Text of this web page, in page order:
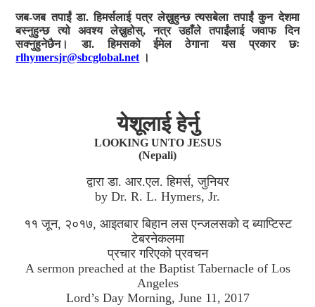
जब-जब तपाईं डा. हिमर्सलाई पत्र लेख्नुहुन्छ त्यसबेला तपाईं कुन देशमा
बस्नुहुन्छ त्यो अवश्य लेख्नुहोस्, नत्र उहाँले तपाईंलाई जवाफ दिन
सक्नुहुनेछैन। डा. हिमसको ईमेल ठेगाना यस प्रकार छः
rlhymersjr@sbcglobal.net ।
येशूलाई हेर्नु
LOOKING UNTO JESUS
(Nepali)
द्वारा डा. आर.एल. हिमर्स, जुनियर
by Dr. R. L. Hymers, Jr.
११ जून, २०१७, आइतबार बिहान लस एन्जलसको द ब्याप्टिस्ट
टेबरनेकलमा
प्रचार गरिएको प्रवचन
A sermon preached at the Baptist Tabernacle of Los
Angeles
Lord’s Day Morning, June 11, 2017